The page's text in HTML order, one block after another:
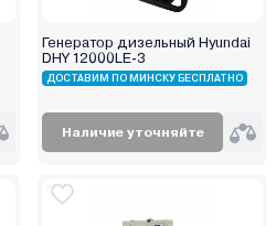
Генератор дизельный Hyundai
DHY 12000LE-3
ДОСТАВИМ ПО МИНСКУ БЕСПЛАТНО
Наличие уточняйте